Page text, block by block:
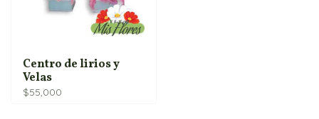
Centro de lirios y
Velas
$55,000